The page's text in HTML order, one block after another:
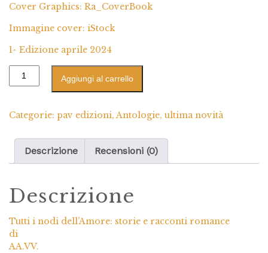
Cover Graphics: Ra_CoverBook
Immagine cover: iStock
1^ Edizione aprile 2024
Aggiungi al carrello
Categorie: pav edizioni,Antologie, ultima novità
Descrizione Recensioni (0)
Descrizione
Tutti i nodi dell’Amore: storie e racconti romance
di
AA.VV.